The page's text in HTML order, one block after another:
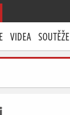
VIDEA SOUTĚŽE